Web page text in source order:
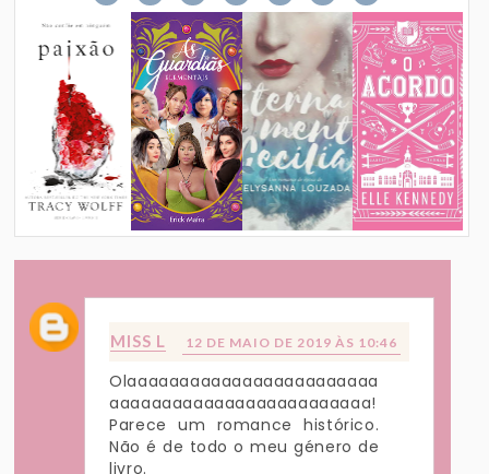
MISS L 12 DE MAIO DE 2019 ÀS 10:46
Olaaaaaaaaaaaaaaaaaaaaaaaa
aaaaaaaaaaaaaaaaaaaaaaaaa!
Parece um romance histórico.
Não é de todo o meu género de
livro.